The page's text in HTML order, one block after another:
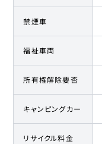
禁煙車
福祉車両
所有権解除要否
キャンピングカー
リサイクル料金